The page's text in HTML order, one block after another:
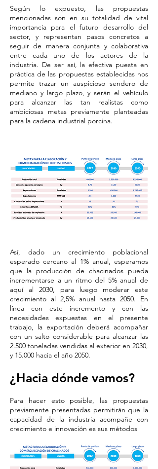
Según lo expuesto, las propuestas
mencionadas son en su totalidad de vital
importancia para el futuro desarrollo del
sector, y representan pasos concretos a
seguir de manera conjunta y colaborativa
entre cada uno de los actores de la
industria. De ser así, la efectiva puesta en
práctica de las propuestas establecidas nos
permite trazar un auspicioso sendero de
mediano y largo plazo, y serán el vehículo
para alcanzar las tan realistas como
ambiciosas metas previamente planteadas
para la cadena industrial porcina.
Así, dado un crecimiento poblacional
esperado cercano al 1% anual, esperamos
que la producción de chacinados pueda
incrementarse a un ritmo del 5% anual de
aquí al 2030, para luego moderar este
crecimiento al 2,5% anual hasta 2050. En
línea con este incremento y con las
necesidades expuestas en el presente
trabajo, la exportación deberá acompañar
con un salto considerable para alcanzar las
2.500 toneladas vendidas al exterior en 2030,
y 15.000 hacia el año 2050.
¿Hacia dónde vamos?
​Para hacer esto posible, las propuestas
previamente presentadas permitirán que la
capacidad de la industria acompañe con
crecimiento e innovación es sus métodos